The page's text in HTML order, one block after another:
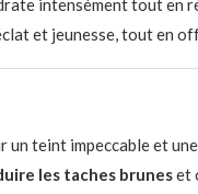
intensément tout en
et jeunesse, tout en
teint impeccable et
les taches bruneset